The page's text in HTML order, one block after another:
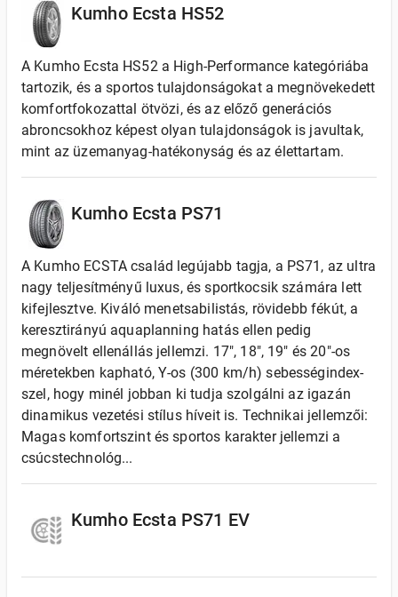
Kumho Ecsta HS52
A Kumho Ecsta HS52 a High-Performance kategóriába
tartozik, és a sportos tulajdonságokat a megnövekedett
komfortfokozattal ötvözi, és az előző generációs
abroncsokhoz képest olyan tulajdonságok is javultak,
mint az üzemanyag-hatékonyság és az élettartam.
Kumho Ecsta PS71
A Kumho ECSTA család legújabb tagja, a PS71, az ultra
nagy teljesítményű luxus, és sportkocsik számára lett
kifejlesztve. Kiváló menetsabilistás, rövidebb fékút, a
keresztirányú aquaplanning hatás ellen pedig
megnövelt ellenállás jellemzi. 17", 18", 19" és 20"-os
méretekben kapható, Y-os (300 km/h) sebességindex-
szel, hogy minél jobban ki tudja szolgálni az igazán
dinamikus vezetési stílus híveit is. Technikai jellemzői:
Magas komfortszint és sportos karakter jellemzi a
csúcstechnológ...
Kumho Ecsta PS71 EV